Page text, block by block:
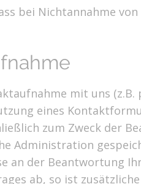
bei Nichtannahme
mit uns
eines
zum Zweck der
Administration
an der Beantwortung
ab, so ist